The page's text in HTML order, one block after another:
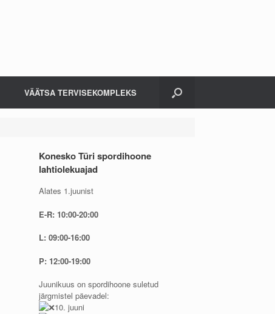
VÄÄTSA TERVISEKOMPLEKS
Konesko Türi spordihoone
lahtiolekuajad
Alates 1.juunist
E-R: 10:00-20:00
L: 09:00-16:00
P: 12:00-19:00
Juunikuus on spordihoone suletud
järgmistel päevadel:
10. juuni